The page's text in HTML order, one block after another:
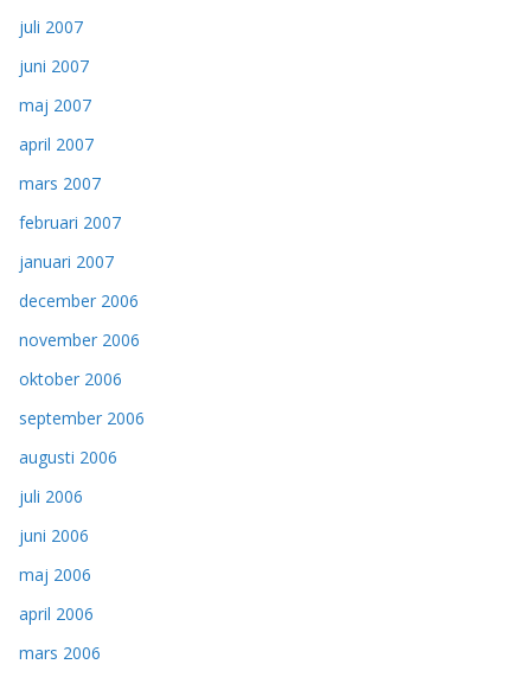
juli 2007
juni 2007
maj 2007
april 2007
mars 2007
februari 2007
januari 2007
december 2006
november 2006
oktober 2006
september 2006
augusti 2006
juli 2006
juni 2006
maj 2006
april 2006
mars 2006